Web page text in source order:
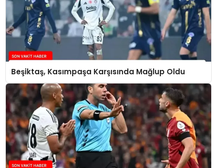
Beşiktaş, Kasımpaşa Karşısında Mağlup Oldu